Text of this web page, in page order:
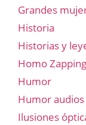
Grandes
Historia
Historias y
Homo Zapping
Humor
Humor audios
Ilusiones